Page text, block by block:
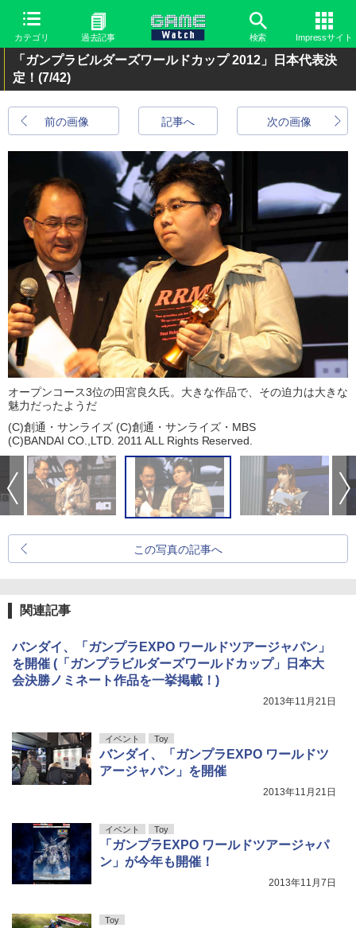
カテゴリ 過去記事 検索 Impressサイト
「ガンプラビルダーズワールドカップ 2012」日本代表決
定！ (7/42)
前の画像 次の画像
記事へ
オープンコース3位の田宮良久氏。大きな作品で、その迫力は大きな
魅力だったようだ
(C)創通・サンライズ (C)創通・サンライズ・MBS
(C)BANDAI CO.,LTD. 2011 ALL Rights Reserved.
この写真の記事へ
関連記事
バンダイ、「ガンプラEXPO ワールドツアージャパン」
を開催 (「ガンプラビルダーズワールドカップ」日本大
会決勝ノミネート作品を一挙掲載！)
2013年11月21日
イベント Toy
バンダイ、「ガンプラEXPO ワールドツ
アージャパン」を開催
2013年11月21日
イベント Toy
「ガンプラEXPO ワールドツアージャパ
ン」が今年も開催！
2013年11月7日
Toy